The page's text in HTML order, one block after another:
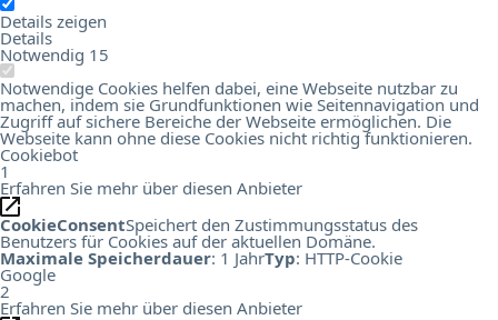
Details zeigen
Details
Notwendig 15
Notwendige Cookies helfen dabei, eine Webseite nutzbar zu
machen, indem sie Grundfunktionen wie Seitennavigation und
Zugriff auf sichere Bereiche der Webseite ermöglichen. Die
Webseite kann ohne diese Cookies nicht richtig funktionieren.
Cookiebot
1
Erfahren Sie mehr über diesen Anbieter
CookieConsentSpeichert den Zustimmungsstatus des
Benutzers für Cookies auf der aktuellen Domäne.
Maximale Speicherdauer: 1 JahrTyp: HTTP-Cookie
Google
2
Erfahren Sie mehr über diesen Anbieter